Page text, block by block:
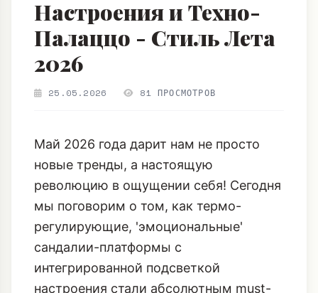
Настроения и Техно-
Палаццо - Стиль Лета
2026
25.05.2026 81 ПРОСМОТРОВ
Май 2026 года дарит нам не просто
новые тренды, а настоящую
революцию в ощущении себя! Сегодня
мы поговорим о том, как термо-
регулирующие, 'эмоциональные'
сандалии-платформы с
интегрированной подсветкой
настроения стали абсолютным must-